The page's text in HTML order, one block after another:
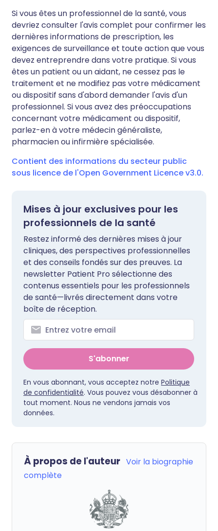
Si vous êtes un professionnel de la santé, vous
devriez consulter l'avis complet pour confirmer les
dernières informations de prescription, les
exigences de surveillance et toute action que vous
devez entreprendre dans votre pratique. Si vous
êtes un patient ou un aidant, ne cessez pas le
traitement et ne modifiez pas votre médicament
ou dispositif sans d'abord demander l'avis d'un
professionnel. Si vous avez des préoccupations
concernant votre médicament ou dispositif,
parlez-en à votre médecin généraliste,
pharmacien ou infirmière spécialisée.
Contient des informations du secteur public
sous licence de l'Open Government Licence v3.0.
Mises à jour exclusives pour les
professionnels de la santé
Restez informé des dernières mises à jour
cliniques, des perspectives professionnelles
et des conseils fondés sur des preuves. La
newsletter Patient Pro sélectionne des
contenus essentiels pour les professionnels
de santé—livrés directement dans votre
boîte de réception.
S'abonner
En vous abonnant, vous acceptez notre Politique
de confidentialité. Vous pouvez vous désabonner à
tout moment. Nous ne vendons jamais vos
données.
À propos de l'auteur Voir la biographie
complète